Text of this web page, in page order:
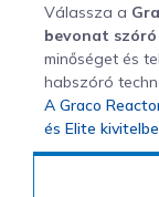
Válassza a
bevonat
minőséget és
habszóró
A Graco
és Elite